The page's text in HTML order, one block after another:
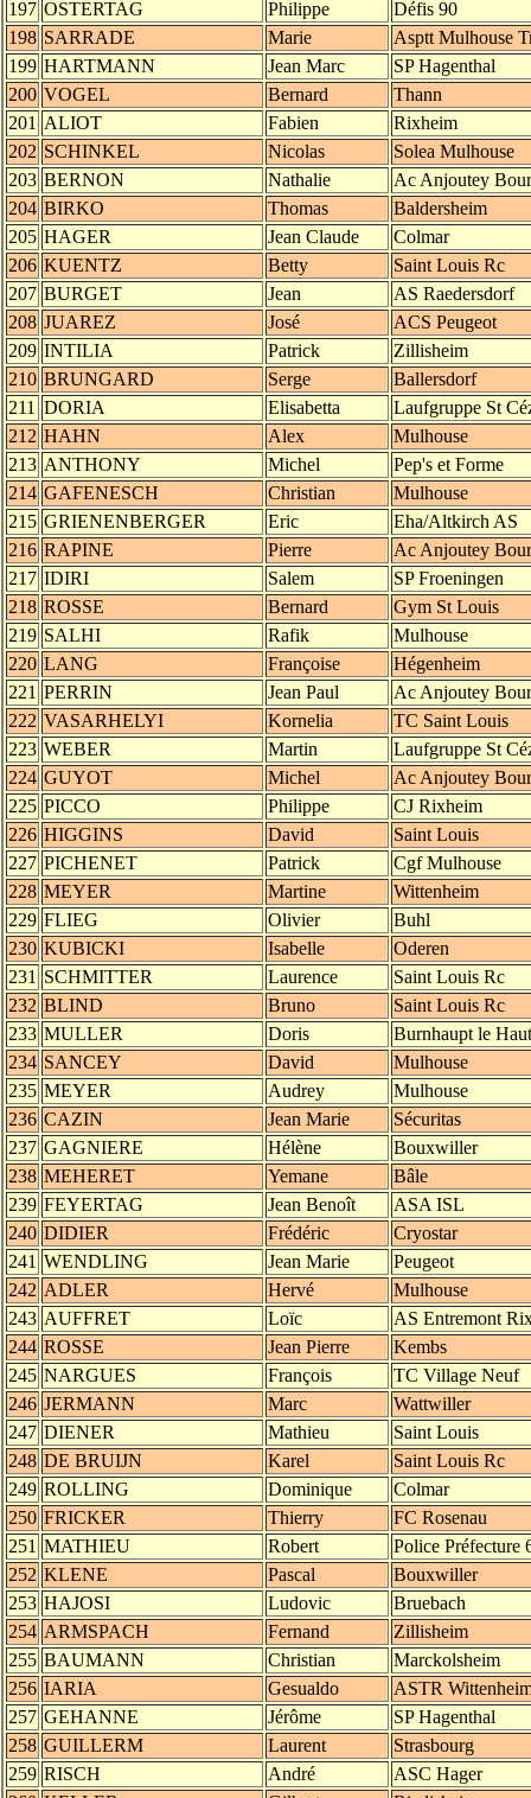
197 OSTERTAG Philippe
Défis 90
198 SARRADE Marie
Asptt Mulhouse
199 HARTMANN Jean Marc
SP Hagenthal
200 VOGEL Bernard
Thann
201 ALIOT Fabien
Rixheim
202 SCHINKEL Nicolas
Solea Mulhouse
203 BERNON Nathalie
Ac Anjoutey
204 BIRKO Thomas
Baldersheim
205 HAGER Jean Claude
Colmar
206 KUENTZ Betty
Saint Louis Rc
207 BURGET Jean
AS Raedersdorf
208 JUAREZ José
ACS Peugeot
209 INTILIA Patrick
Zillisheim
210 BRUNGARD Serge
Ballersdorf
211 DORIA Elisabetta
Laufgruppe St
212 HAHN Alex
Mulhouse
213 ANTHONY Michel
Pep's et Forme
214 GAFENESCH Christian
Mulhouse
215 GRIENENBERGER Eric
Eha/Altkirch AS
216 RAPINE Pierre
Ac Anjoutey
217 IDIRI Salem
SP Froeningen
218 ROSSE Bernard
Gym St Louis
219 SALHI Rafik
Mulhouse
220 LANG Françoise
Hégenheim
221 PERRIN Jean Paul
Ac Anjoutey
222 VASARHELYI Kornelia
TC Saint Louis
223 WEBER Martin
Laufgruppe St
224 GUYOT Michel
Ac Anjoutey
225 PICCO Philippe
CJ Rixheim
226 HIGGINS David
Saint Louis
227 PICHENET Patrick
Cgf Mulhouse
228 MEYER Martine
Wittenheim
229 FLIEG Olivier
Buhl
230 KUBICKI Isabelle
Oderen
231 SCHMITTER Laurence
Saint Louis Rc
232 BLIND Bruno
Saint Louis Rc
233 MULLER Doris
Burnhaupt le Haut
234 SANCEY David
Mulhouse
235 MEYER Audrey
Mulhouse
236 CAZIN Jean Marie
Sécuritas
237 GAGNIERE Hélène
Bouxwiller
238 MEHERET Yemane
Bâle
239 FEYERTAG Jean Benoît
ASA ISL
240 DIDIER Frédéric
Cryostar
241 WENDLING Jean Marie
Peugeot
242 ADLER Hervé
Mulhouse
243 AUFFRET Loïc
AS Entremont
244 ROSSE Jean Pierre
Kembs
245 NARGUES François
TC Village Neuf
246 JERMANN Marc
Wattwiller
247 DIENER Mathieu
Saint Louis
248 DE BRUIJN Karel
Saint Louis Rc
249 ROLLING Dominique
Colmar
250 FRICKER Thierry
FC Rosenau
251 MATHIEU Robert
Police Préfecture
252 KLENE Pascal
Bouxwiller
253 HAJOSI Ludovic
Bruebach
254 ARMSPACH Fernand
Zillisheim
255 BAUMANN Christian
Marckolsheim
256 IARIA Gesualdo
ASTR
257 GEHANNE Jérôme
SP Hagenthal
258 GUILLERM Laurent
Strasbourg
259 RISCH André
ASC Hager